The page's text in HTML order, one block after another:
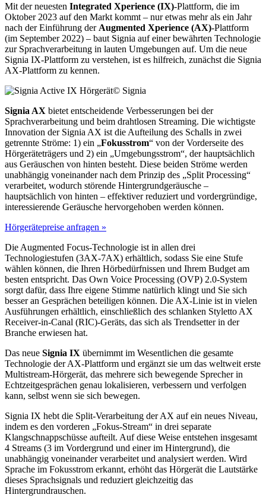
Mit der neuesten Integrated Xperience (IX)-Plattform, die im
Oktober 2023 auf den Markt kommt – nur etwas mehr als ein Jahr
nach der Einführung der Augmented Xperience (AX)-Plattform
(im September 2022) – baut Signia auf einer bewährten Technologie
zur Sprachverarbeitung in lauten Umgebungen auf. Um die neue
Signia IX-Plattform zu verstehen, ist es hilfreich, zunächst die Signia
AX-Plattform zu kennen.
© Signia
Signia AX bietet entscheidende Verbesserungen bei der
Sprachverarbeitung und beim drahtlosen Streaming. Die wichtigste
Innovation der Signia AX ist die Aufteilung des Schalls in zwei
getrennte Ströme: 1) ein „Fokusstrom“ von der Vorderseite des
Hörgeräteträgers und 2) ein „Umgebungsstrom“, der hauptsächlich
aus Geräuschen von hinten besteht. Diese beiden Ströme werden
unabhängig voneinander nach dem Prinzip des „Split Processing“
verarbeitet, wodurch störende Hintergrundgeräusche –
hauptsächlich von hinten – effektiver reduziert und vordergründige,
interessierende Geräusche hervorgehoben werden können.
Hörgerätepreise anfragen »
Die Augmented Focus-Technologie ist in allen drei
Technologiestufen (3AX-7AX) erhältlich, sodass Sie eine Stufe
wählen können, die Ihren Hörbedürfnissen und Ihrem Budget am
besten entspricht. Das Own Voice Processing (OVP) 2.0-System
sorgt dafür, dass Ihre eigene Stimme natürlich klingt und Sie sich
besser an Gesprächen beteiligen können. Die AX-Linie ist in vielen
Ausführungen erhältlich, einschließlich des schlanken Styletto AX
Receiver-in-Canal (RIC)-Geräts, das sich als Trendsetter in der
Branche erwiesen hat.
Das neue Signia IX übernimmt im Wesentlichen die gesamte
Technologie der AX-Plattform und ergänzt sie um das weltweit erste
Multistream-Hörgerät, das mehrere sich bewegende Sprecher in
Echtzeitgesprächen genau lokalisieren, verbessern und verfolgen
kann, selbst wenn sie sich bewegen.
Signia IX hebt die Split-Verarbeitung der AX auf ein neues Niveau,
indem es den vorderen „Fokus-Stream“ in drei separate
Klangschnappschüsse aufteilt. Auf diese Weise entstehen insgesamt
4 Streams (3 im Vordergrund und einer im Hintergrund), die
unabhängig voneinander verarbeitet und analysiert werden. Wird
Sprache im Fokusstrom erkannt, erhöht das Hörgerät die Lautstärke
dieses Sprachsignals und reduziert gleichzeitig das
Hintergrundrauschen.